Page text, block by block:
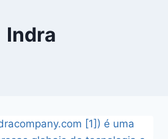
Indra